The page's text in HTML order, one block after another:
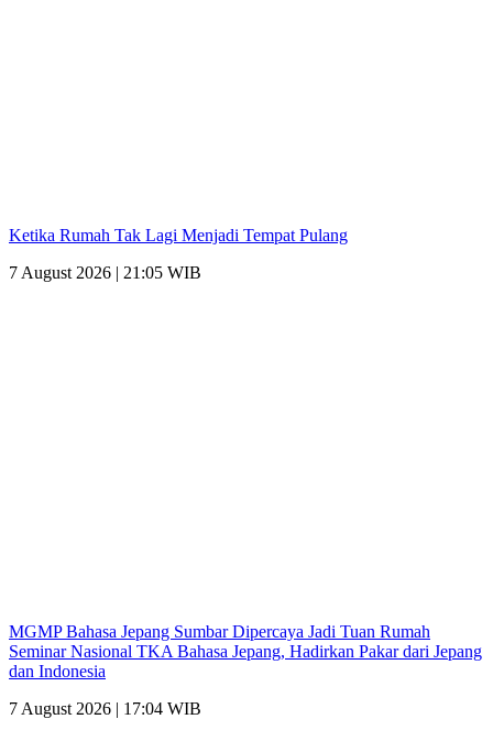
Ketika Rumah Tak Lagi Menjadi Tempat Pulang
7 August 2026 | 21:05 WIB
MGMP Bahasa Jepang Sumbar Dipercaya Jadi Tuan Rumah
Seminar Nasional TKA Bahasa Jepang, Hadirkan Pakar dari Jepang
dan Indonesia
7 August 2026 | 17:04 WIB